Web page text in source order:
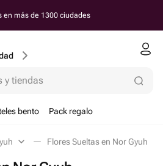
en más de 1300 ciudades
y tiendas
bento Pack regalo
Flores Sueltas en Nor Gyuh